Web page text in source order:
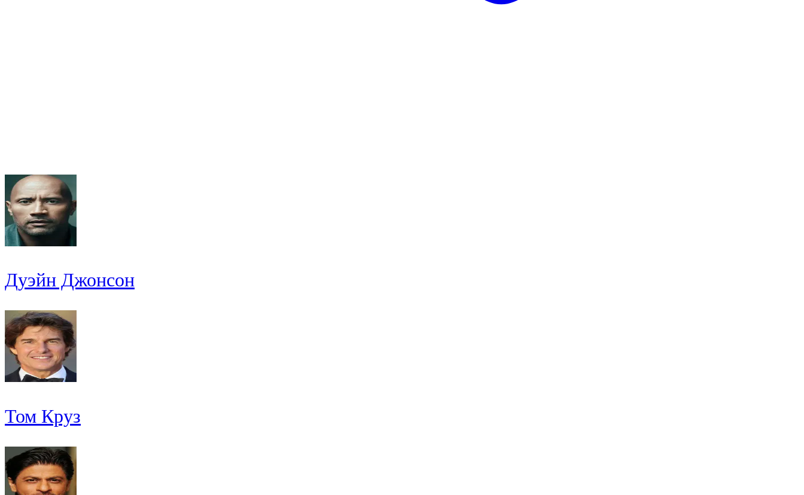
Дуэйн Джонсон
Том Круз